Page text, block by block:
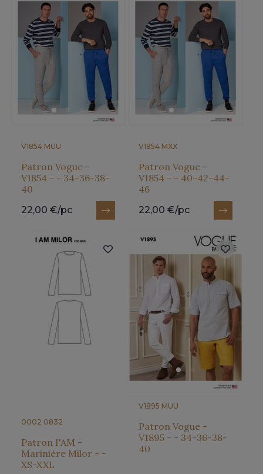
V1854 MUU
Patron Vogue -
V1854 - - 34-36-38-
40
22,00 €/pc
V1854 MXX
Patron Vogue -
V1854 - - 40-42-44-
46
22,00 €/pc
0002 0832
Patron I'AM -
Marinière Milor - -
XS-XXL
V1895 MUU
Patron Vogue -
V1895 - - 34-36-38-
40